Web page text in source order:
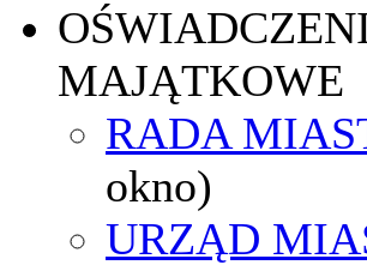
MAJĄTKOWE
RADA
okno)
URZĄD